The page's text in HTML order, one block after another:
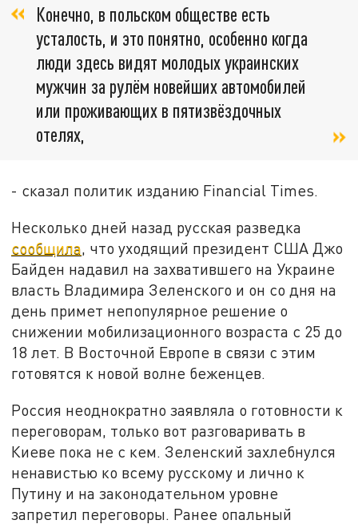
Конечно, в польском обществе есть
усталость, и это понятно, особенно когда
люди здесь видят молодых украинских
мужчин за рулём новейших автомобилей
или проживающих в пятизвёздочных
отелях,
- сказал политик изданию Financial Times.
Несколько дней назад русская разведка
сообщила, что уходящий президент США Джо
Байден надавил на захватившего на Украине
власть Владимира Зеленского и он со дня на
день примет непопулярное решение о
снижении мобилизационного возраста с 25 до
18 лет. В Восточной Европе в связи с этим
готовятся к новой волне беженцев.
Россия неоднократно заявляла о готовности к
переговорам, только вот разговаривать в
Киеве пока не с кем. Зеленский захлебнулся
ненавистью ко всему русскому и лично к
Путину и на законодательном уровне
запретил переговоры. Ранее опальный